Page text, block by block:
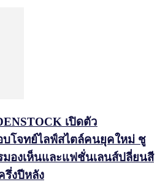
เปิดตัว
โจทย์ไลฟ์สไตล์คนยุคใหม่ ชู
มองเห็นและแฟชั่นเลนส์ปลี่ยนสี
รึ่งปีหลัง